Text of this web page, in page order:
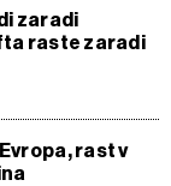
zaradi
raste zaradi
rast v